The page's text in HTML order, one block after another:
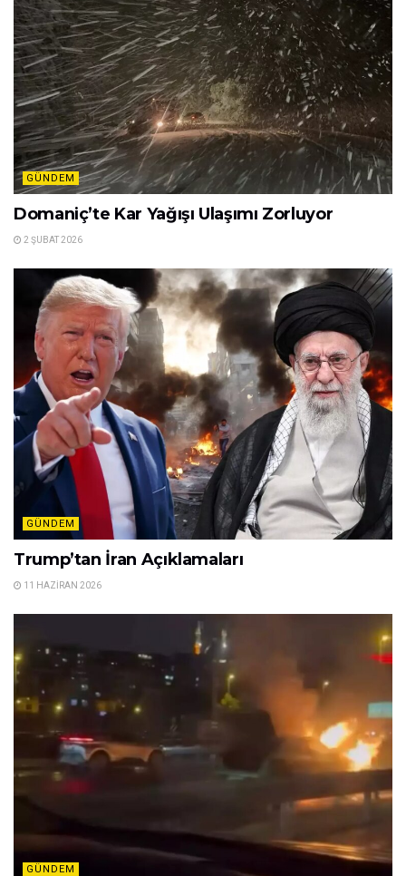
GÜNDEM
Domaniç’te Kar Yağışı Ulaşımı Zorluyor
2 ŞUBAT 2026
GÜNDEM
Trump’tan İran Açıklamaları
11 HAZIRAN 2026
GÜNDEM